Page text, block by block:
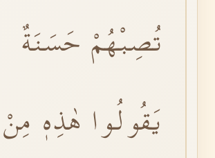
تُصِبْهُمْ حَسَنَةٌ
يَقُولُوا هٰذِهٖ مِنْ